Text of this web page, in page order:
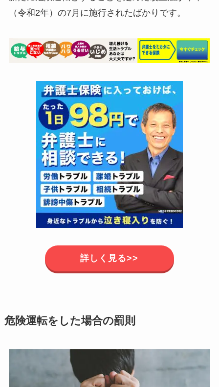
（令和2年）の7月に施行されたばかりです。
詳しく見る>>
危険運転をした場合の罰則